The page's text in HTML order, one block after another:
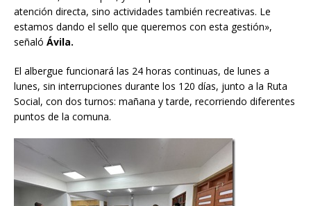
atención directa, sino actividades también recreativas. Le
estamos dando el sello que queremos con esta gestión»,
señaló Ávila.
El albergue funcionará las 24 horas continuas, de lunes a
lunes, sin interrupciones durante los 120 días, junto a la Ruta
Social, con dos turnos: mañana y tarde, recorriendo diferentes
puntos de la comuna.